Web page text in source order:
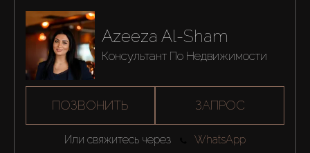
Azeeza Al-Sham
Консультант По Недвижимости
ПОЗВОНИТЬ ЗАПРОС
Или свяжитесь через WhatsApp